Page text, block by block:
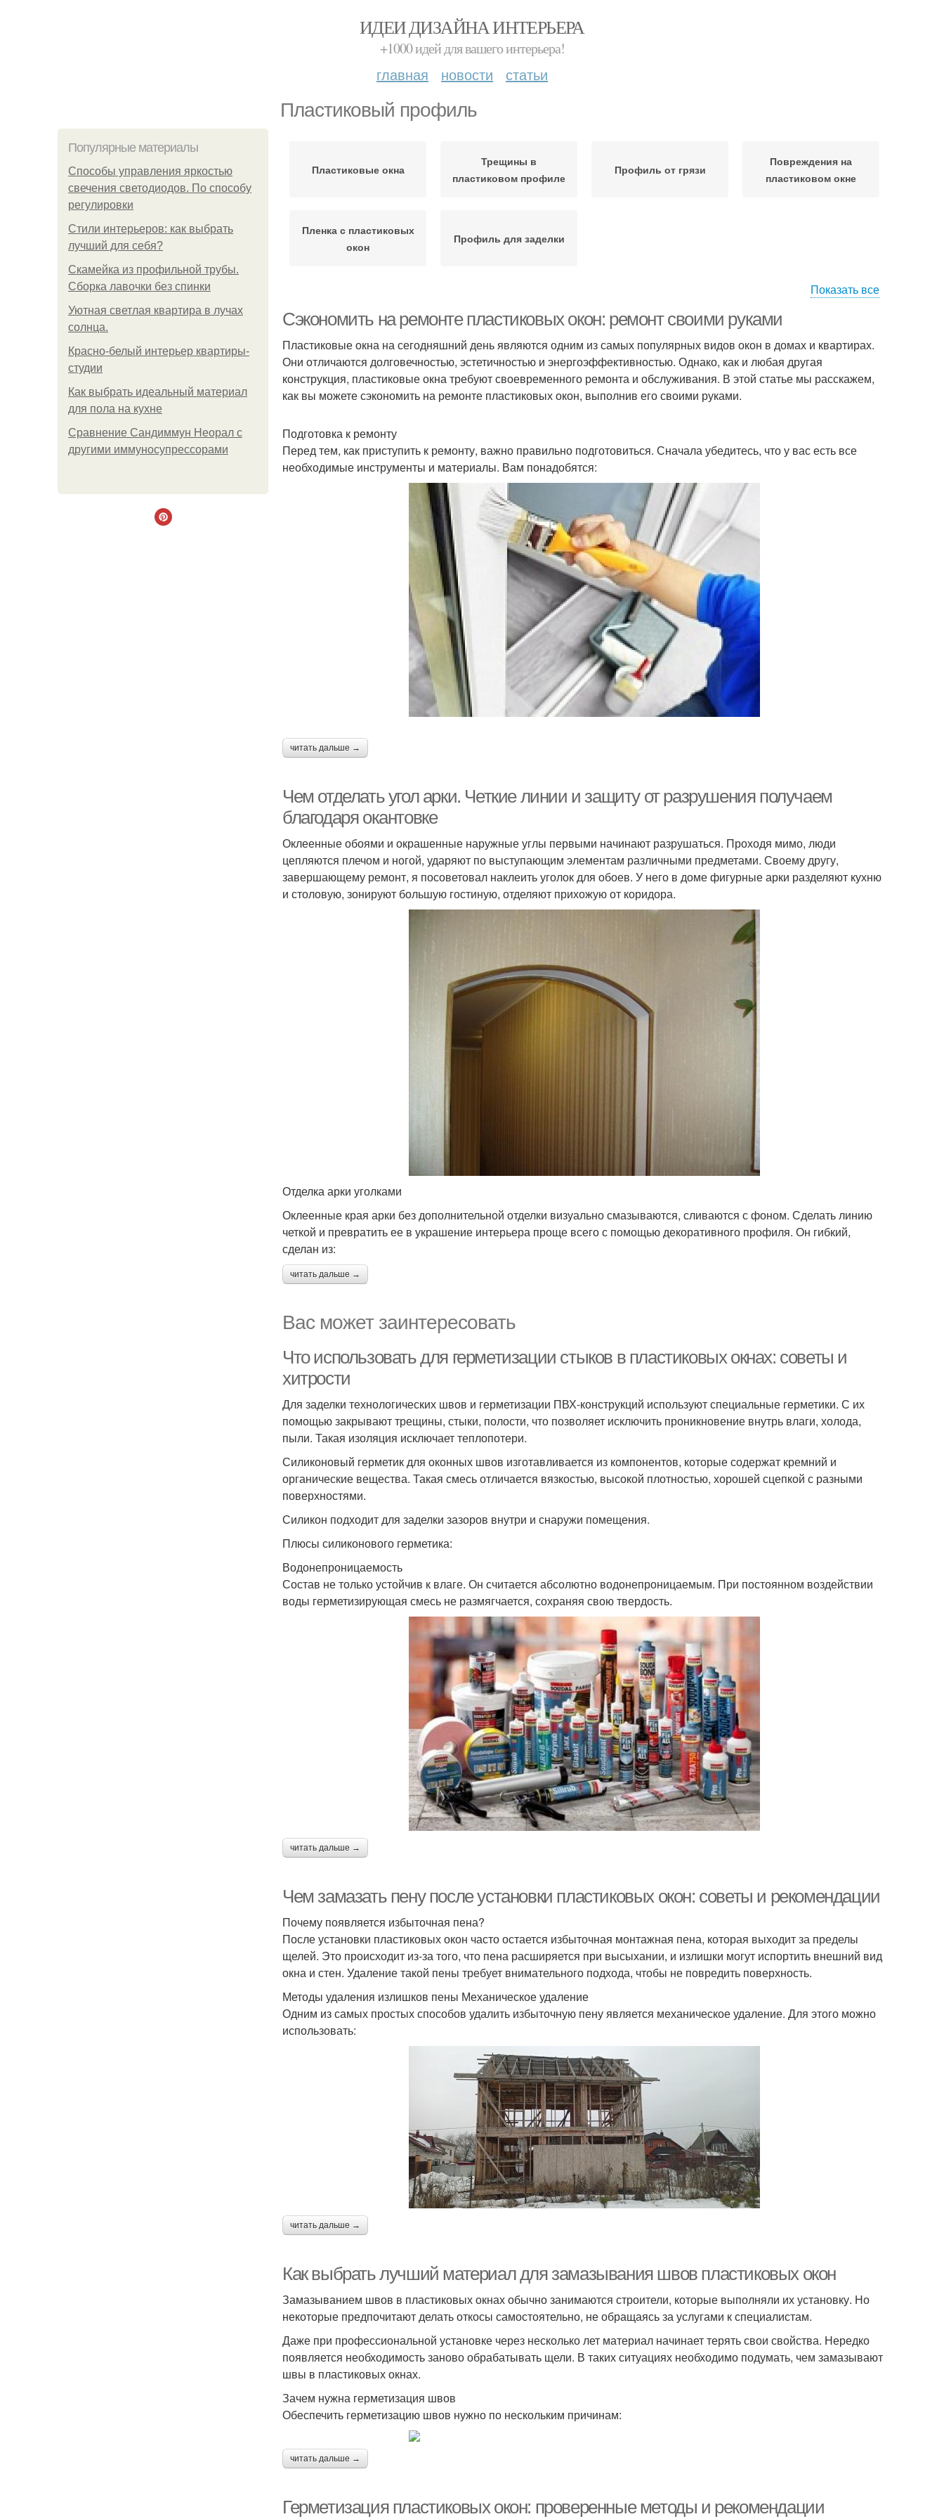
ИДЕИ ДИЗАЙНА ИНТЕРЬЕРА
+1000 идей для вашего интерьера!
главная новости статьи
Пластиковый профиль
Популярные материалы
Способы управления яркостью
свечения светодиодов. По способу
регулировки
Стили интерьеров: как выбрать
лучший для себя?
Скамейка из профильной трубы.
Сборка лавочки без спинки
Уютная светлая квартира в лучах
солнца.
Красно-белый интерьер квартиры-
студии
Как выбрать идеальный материал
для пола на кухне
Сравнение Сандиммун Неорал с
другими иммуносупрессорами
Пластиковые окна
Трещины в
пластиковом профиле
Профиль от грязи
Повреждения на
пластиковом окне
Пленка с пластиковых
окон
Профиль для заделки
Показать все
Сэкономить на ремонте пластиковых окон: ремонт своими руками
Пластиковые окна на сегодняшний день являются одним из самых популярных видов окон в домах и квартирах.
Они отличаются долговечностью, эстетичностью и энергоэффективностью. Однако, как и любая другая
конструкция, пластиковые окна требуют своевременного ремонта и обслуживания. В этой статье мы расскажем,
как вы можете сэкономить на ремонте пластиковых окон, выполнив его своими руками.
Подготовка к ремонту
Перед тем, как приступить к ремонту, важно правильно подготовиться. Сначала убедитесь, что у вас есть все
необходимые инструменты и материалы. Вам понадобятся:
читать дальше →
Чем отделать угол арки. Четкие линии и защиту от разрушения получаем
благодаря окантовке
Оклеенные обоями и окрашенные наружные углы первыми начинают разрушаться. Проходя мимо, люди
цепляются плечом и ногой, ударяют по выступающим элементам различными предметами. Своему другу,
завершающему ремонт, я посоветовал наклеить уголок для обоев. У него в доме фигурные арки разделяют кухню
и столовую, зонируют большую гостиную, отделяют прихожую от коридора.
Отделка арки уголками
Оклеенные края арки без дополнительной отделки визуально смазываются, сливаются с фоном. Сделать линию
четкой и превратить ее в украшение интерьера проще всего с помощью декоративного профиля. Он гибкий,
сделан из:
читать дальше →
Вас может заинтересовать
Что использовать для герметизации стыков в пластиковых окнах: советы и
хитрости
Для заделки технологических швов и герметизации ПВХ-конструкций используют специальные герметики. С их
помощью закрывают трещины, стыки, полости, что позволяет исключить проникновение внутрь влаги, холода,
пыли. Такая изоляция исключает теплопотери.
Силиконовый герметик для оконных швов изготавливается из компонентов, которые содержат кремний и
органические вещества. Такая смесь отличается вязкостью, высокой плотностью, хорошей сцепкой с разными
поверхностями.
Силикон подходит для заделки зазоров внутри и снаружи помещения.
Плюсы силиконового герметика:
Водонепроницаемость
Состав не только устойчив к влаге. Он считается абсолютно водонепроницаемым. При постоянном воздействии
воды герметизирующая смесь не размягчается, сохраняя свою твердость.
читать дальше →
Чем замазать пену после установки пластиковых окон: советы и рекомендации
Почему появляется избыточная пена?
После установки пластиковых окон часто остается избыточная монтажная пена, которая выходит за пределы
щелей. Это происходит из-за того, что пена расширяется при высыхании, и излишки могут испортить внешний вид
окна и стен. Удаление такой пены требует внимательного подхода, чтобы не повредить поверхность.
Методы удаления излишков пены Механическое удаление
Одним из самых простых способов удалить избыточную пену является механическое удаление. Для этого можно
использовать:
читать дальше →
Как выбрать лучший материал для замазывания швов пластиковых окон
Замазыванием швов в пластиковых окнах обычно занимаются строители, которые выполняли их установку. Но
некоторые предпочитают делать откосы самостоятельно, не обращаясь за услугами к специалистам.
Даже при профессиональной установке через несколько лет материал начинает терять свои свойства. Нередко
появляется необходимость заново обрабатывать щели. В таких ситуациях необходимо подумать, чем замазывают
швы в пластиковых окнах.
Зачем нужна герметизация швов
Обеспечить герметизацию швов нужно по нескольким причинам:
читать дальше →
Герметизация пластиковых окон: проверенные методы и рекомендации